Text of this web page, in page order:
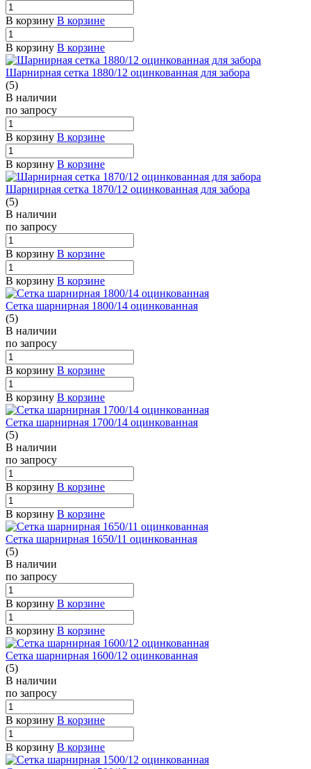
В корзину В корзине
В корзину В корзине
Шарнирная сетка 1880/12 оцинкованная для забора
(5)
В наличии
по запросу
В корзину В корзине
В корзину В корзине
Шарнирная сетка 1870/12 оцинкованная для забора
(5)
В наличии
по запросу
В корзину В корзине
В корзину В корзине
Сетка шарнирная 1800/14 оцинкованная
(5)
В наличии
по запросу
В корзину В корзине
В корзину В корзине
Сетка шарнирная 1700/14 оцинкованная
(5)
В наличии
по запросу
В корзину В корзине
В корзину В корзине
Сетка шарнирная 1650/11 оцинкованная
(5)
В наличии
по запросу
В корзину В корзине
В корзину В корзине
Сетка шарнирная 1600/12 оцинкованная
(5)
В наличии
по запросу
В корзину В корзине
В корзину В корзине